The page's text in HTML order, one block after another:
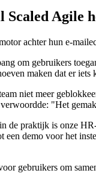
Agile
achter hun e-
om gebruikers
maken dat er
niet meer
"Het
de praktijk is onze
een demo voor het
gebruikers om